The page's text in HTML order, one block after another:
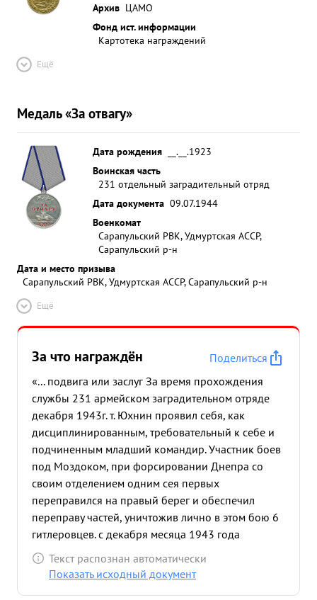
Архив ЦАМО
Фонд ист. информации
Картотека награждений
Ещё
Медаль «За отвагу»
Дата рождения
__.__.1923
Воинская часть
231 отдельный заградительный отряд
Дата документа 09.07.1944
Военкомат
Сарапульский РВК, Удмуртская АССР,
Сарапульский р-н
Дата и место призыва
Сарапульский РВК, Удмуртская АССР, Сарапульский р-н
Ещё
За что награждён
Поделиться
«... подвига или заслуг За время прохождения
службы 231 армейском заградительном отряде
декабря 1943г. т. Юхнин проявил себя, как
дисциплинированным, требовательный к себе и
подчиненным младший командир. Участник боев
под Моздоком, при форсировании Днепра со
своим отделением одним сея первых
переправился на правый берег и обеспечил
переправу частей, уничтожив лично в этом бою 6
гитлеровцев. с декабря месяца 1943 года
задержал 22 человека бывших военнопленных,
военнослужащих, отставших от своих частей,
Текст распознан автоматически
Показать исходный документ